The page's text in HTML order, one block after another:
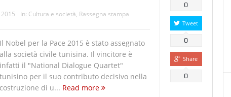
In: Cultura e società, Rassegna stampa
Il Nobel per la Pace 2015 è stato assegnato
alla società civile tunisina. Il vincitore è
infatti il "National Dialogue Quartet"
tunisino per il suo contributo decisivo nella
costruzione di u... Read more
0
Tweet
0
Share
0